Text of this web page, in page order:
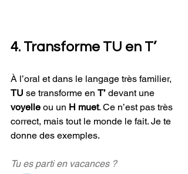
4. Transforme TU en T’
À l’oral et dans le langage très familier,
TU se transforme en T’ devant une
voyelle ou un H muet. Ce n’est pas très
correct, mais tout le monde le fait. Je te
donne des exemples.
Tu es parti en vacances ?